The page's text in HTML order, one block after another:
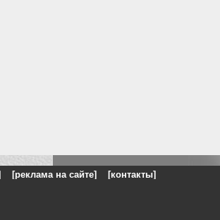
[реклама на сайте] [контакты]